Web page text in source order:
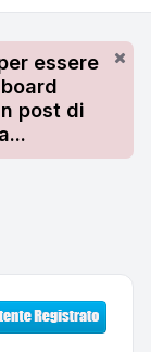
essere
post di